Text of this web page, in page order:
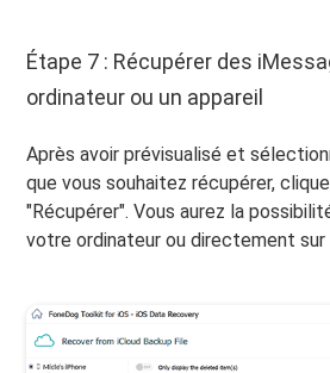
Étape 7 : Récupérer des
ordinateur ou un appareil
Après avoir prévisualisé et
que vous souhaitez récupérer,
"Récupérer". Vous aurez la
votre ordinateur ou directement sur